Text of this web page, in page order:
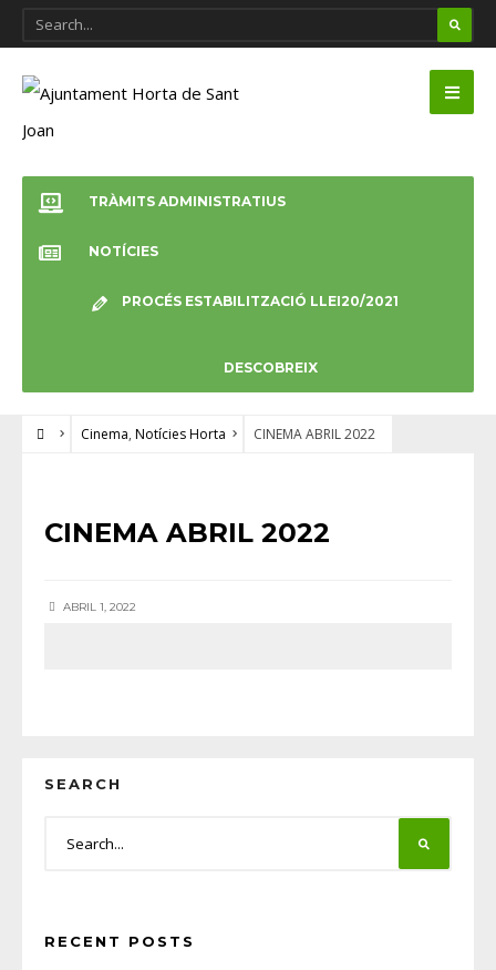
TRÀMITS ADMINISTRATIUS
NOTÍCIES
PROCÉS ESTABILITZACIÓ LLEI20/2021
DESCOBREIX
Cinema, Notícies Horta CINEMA ABRIL 2022
CINEMA ABRIL 2022
ABRIL 1, 2022
SEARCH
RECENT POSTS